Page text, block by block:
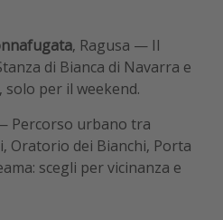
, Ragusa — Il
di Bianca di Navarra e
per il weekend.
Percorso urbano tra
Oratorio dei Bianchi, Porta
scegli per vicinanza e